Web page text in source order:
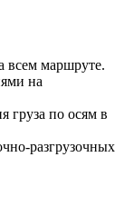
всем маршруте.
на
груза по осям в
разгрузочных